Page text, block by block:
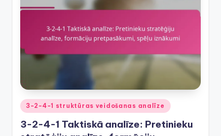
Posted
in
3-2-4-1 struktūras veidošanas analīze
3-2-4-1 Taktiskā analīze: Pretinieku